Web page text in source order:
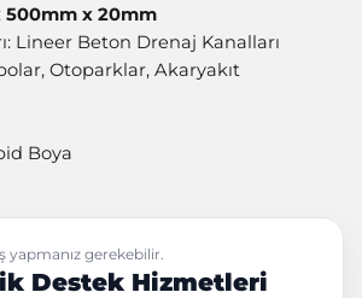
500mm x 20mm
Lineer Beton Drenaj Kanalları
Otoparklar, Akaryakıt
Boya
yapmanız gerekebilir.
Destek Hizmetleri